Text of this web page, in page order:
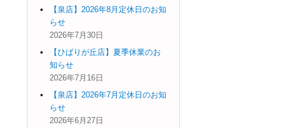
【泉店】2026年8月定休日のお知
らせ
2026年7月30日
【ひばりが丘店】夏季休業のお
知らせ
2026年7月16日
【泉店】2026年7月定休日のお知
らせ
2026年6月27日